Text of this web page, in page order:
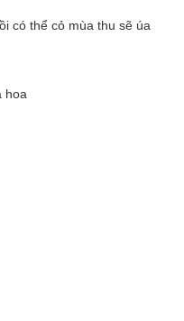
có thể cỏ mùa thu sẽ úa
hoa